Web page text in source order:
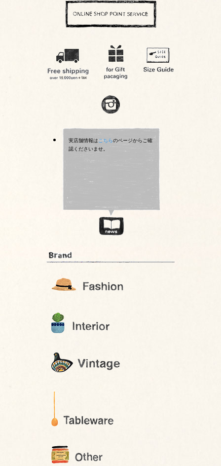
実店舗情報はこちらのページからご確
認くださいませ。